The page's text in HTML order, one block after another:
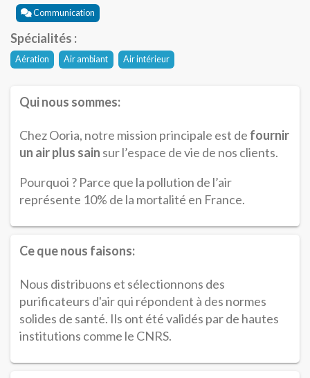
Communication
Spécialités :
Aération Air ambiant Air intérieur
Qui nous sommes:
Chez Ooria, notre mission principale est de fournir
un air plus sain sur l’espace de vie de nos clients.
Pourquoi ? Parce que la pollution de l’air
représente 10% de la mortalité en France.
Ce que nous faisons:
Nous distribuons et sélectionnons des
purificateurs d'air qui répondent à des normes
solides de santé. Ils ont été validés par de hautes
institutions comme le CNRS.